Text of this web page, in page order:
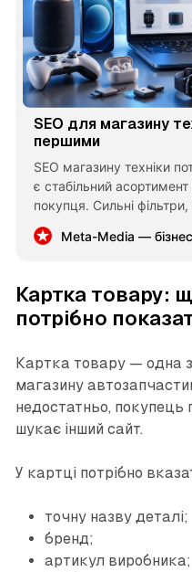
SEO для магазину
першими
SEO магазину техніки
є стабільний
покупця. Сильні
сторінки брендів і
масове створення
Meta-Media —
Картка товару:
потрібно
Картка товару — одна
магазину
недостатньо, покупець
шукає інший сайт.
У картці потрібно
точну назву деталі;
бренд;
артикул виробника;